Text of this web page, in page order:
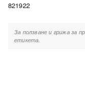
821922
За ползване и грижа за
етикета.